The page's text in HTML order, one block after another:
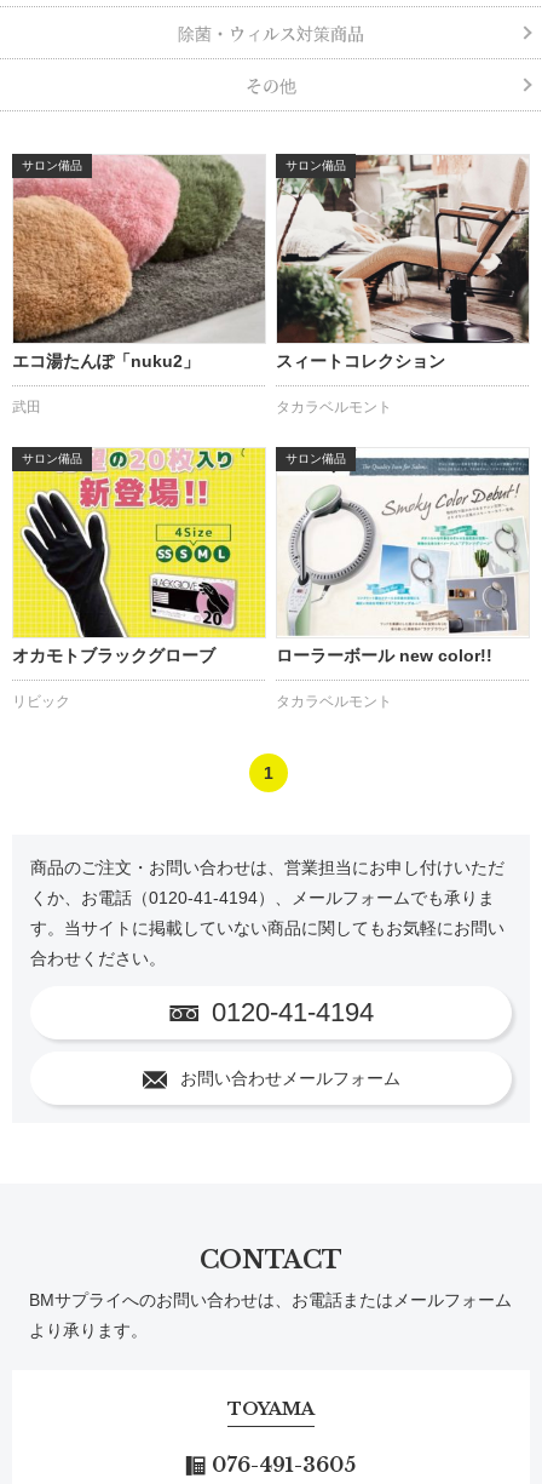
除菌・ウィルス対策商品
その他
サロン備品
エコ湯たんぽ「nuku2」
武田
サロン備品
スィートコレクション
タカラベルモント
サロン備品
オカモトブラックグローブ
リビック
サロン備品
ローラーボール new color!!
タカラベルモント
1
商品のご注文・お問い合わせは、営業担当にお申し付けいただ
くか、お電話（0120-41-4194）、メールフォームでも承りま
す。当サイトに掲載していない商品に関してもお気軽にお問い
合わせください。
0120-41-4194
お問い合わせメールフォーム
CONTACT
BMサプライへのお問い合わせは、お電話またはメールフォーム
より承ります。
TOYAMA
076-491-3605